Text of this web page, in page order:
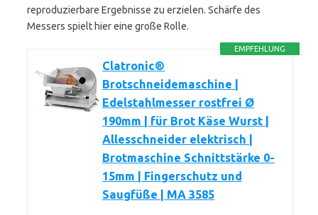
reproduzierbare Ergebnisse zu erzielen. Schärfe des
Messers spielt hier eine große Rolle.
EMPFEHLUNG
Clatronic®
Brotschneidemaschine |
Edelstahlmesser rostfrei Ø
190mm | für Brot Käse Wurst |
Allesschneider elektrisch |
Brotmaschine Schnittstärke 0-
15mm | Fingerschutz und
Saugfüße | MA 3585